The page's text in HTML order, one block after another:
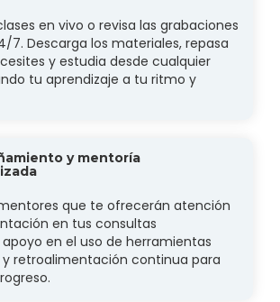
en vivo o revisa las grabaciones
7. Descarga los materiales, repasa
y estudia desde cualquier
tu aprendizaje a tu ritmo y
y mentoría
que te ofrecerán atención
en tus consultas
en el uso de herramientas
retroalimentación continua para